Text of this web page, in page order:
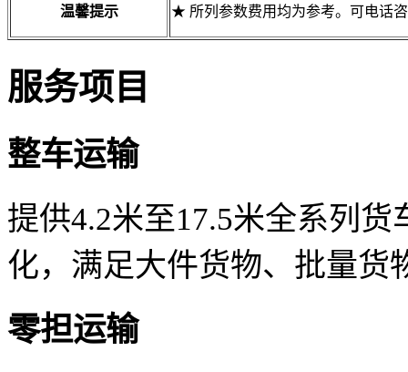
温馨提示 ★ 所列参数费用均为参考。可电话
服务项目
整车运输
提供4.2米至17.5米全系列
化，满足大件货物、批量货
零担运输